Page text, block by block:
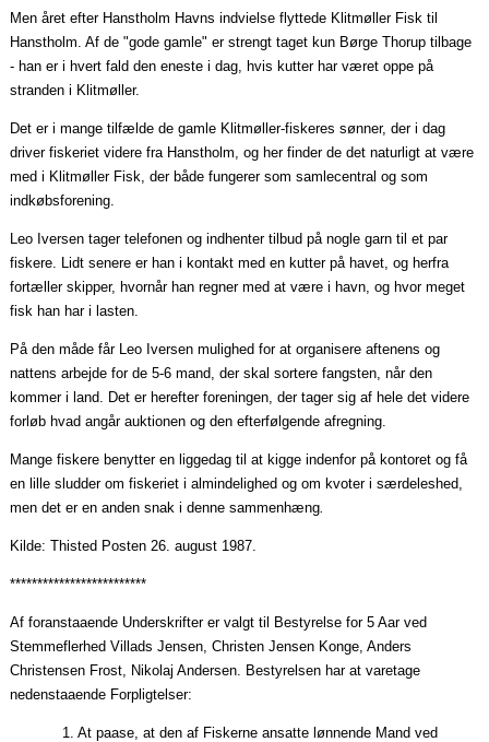
Men året efter Hanstholm Havns indvielse flyttede Klitmøller Fisk til
Hanstholm. Af de "gode gamle" er strengt taget kun Børge Thorup tilbage
- han er i hvert fald den eneste i dag, hvis kutter har været oppe på
stranden i Klitmøller.
Det er i mange tilfælde de gamle Klitmøller-fiskeres sønner, der i dag
driver fiskeriet videre fra Hanstholm, og her finder de det naturligt at være
med i Klitmøller Fisk, der både fungerer som samlecentral og som
indkøbsforening.
Leo Iversen tager telefonen og indhenter tilbud på nogle garn til et par
fiskere. Lidt senere er han i kontakt med en kutter på havet, og herfra
fortæller skipper, hvornår han regner med at være i havn, og hvor meget
fisk han har i lasten.
På den måde får Leo Iversen mulighed for at organisere aftenens og
nattens arbejde for de 5-6 mand, der skal sortere fangsten, når den
kommer i land. Det er herefter foreningen, der tager sig af hele det videre
forløb hvad angår auktionen og den efterfølgende afregning.
Mange fiskere benytter en liggedag til at kigge indenfor på kontoret og få
en lille sludder om fiskeriet i almindelighed og om kvoter i særdeleshed,
men det er en anden snak i denne sammenhæng
Kilde: Thisted Posten 26. august 1987.
*************************
Afforanstaaende Underskrifter er valgt til Bestyrelse for 5Aarved
Stemmeflerhed Villads Jensen, Christen Jensen Konge, Anders
Christensen Frost, Nikolaj Andersen. Bestyrelsen har at varetage
nedenstaaende Forpligtelser:
1. Atpaase , at den af Fiskerne ansatte lønnende Mand ved